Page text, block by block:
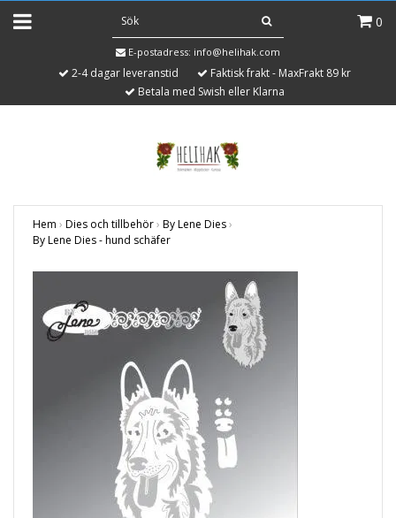
0
E-postadress: info@helihak.com
2-4 dagar leveranstid
Faktisk frakt - MaxFrakt 89 kr
Betala med Swish eller Klarna
Hem › Dies och tillbehör› By Lene Dies›
By Lene Dies - hund schäfer